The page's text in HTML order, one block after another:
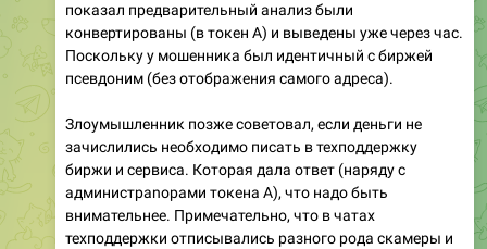
показал предварительный анализ были
конвертированы (в токен A) и выведены уже через час.
Поскольку у мошенника был идентичный с биржей
псевдоним (без отображения самого адреса).
Злоумышленник позже советовал, если деньги не
зачислились необходимо писать в техподдержку
биржи и сервиса. Которая дала ответ (наряду с
администраnорами токена A), что надо быть
внимательнее. Примечательно, что в чатах
техподдержки отписывались разного рода скамеры и